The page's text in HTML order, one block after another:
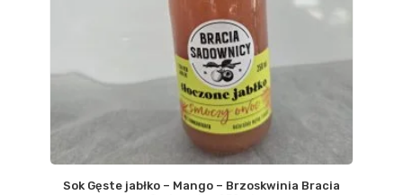
Sok Gęste jabłko – Mango – Brzoskwinia Bracia